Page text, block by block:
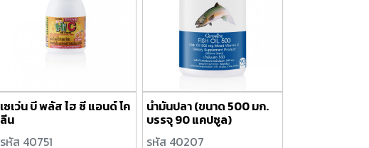
เซเว่น บี พลัส ไฮ ซี แอนด์ โค
ลีน
รหัส 40751
น้ำมันปลา (ขนาด 500 มก.
บรรจุ 90 แคปซูล)
รหัส 40207